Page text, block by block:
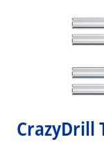
CrazyDrill